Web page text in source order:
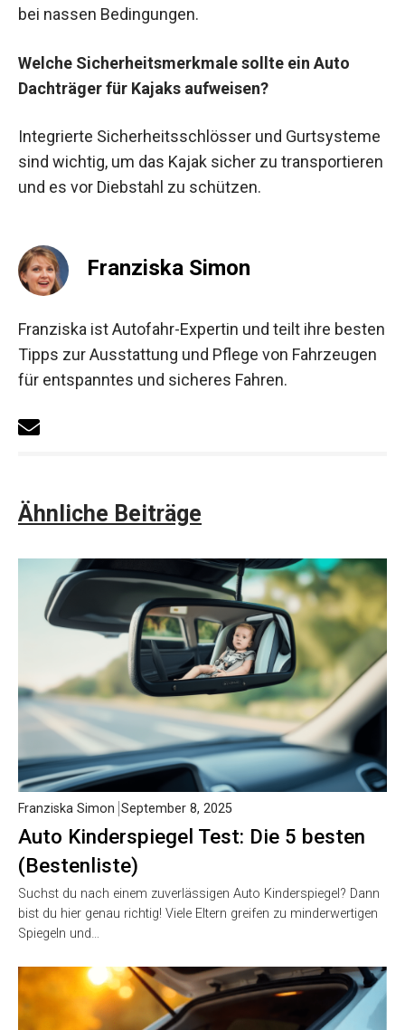
bei nassen Bedingungen.
Welche Sicherheitsmerkmale sollte ein Auto
Dachträger für Kajaks aufweisen?
Integrierte Sicherheitsschlösser und Gurtsysteme
sind wichtig, um das Kajak sicher zu transportieren
und es vor Diebstahl zu schützen.
Franziska Simon
Franziska ist Autofahr-Expertin und teilt ihre besten
Tipps zur Ausstattung und Pflege von Fahrzeugen
für entspanntes und sicheres Fahren.
Ähnliche Beiträge
Auto Kinderspiegel Test: Die 5 besten
(Bestenliste)
Franziska Simon September 8, 2025
Suchst du nach einem zuverlässigen Auto Kinderspiegel? Dann
bist du hier genau richtig! Viele Eltern greifen zu minderwertigen
Spiegeln und…